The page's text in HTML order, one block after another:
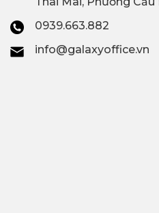
0939.663.882
info@galaxyoffice.vn